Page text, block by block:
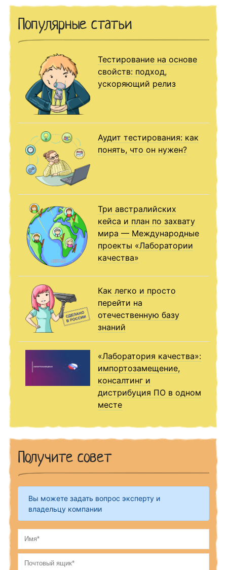
Популярные статьи
Тестирование на основе
свойств: подход,
ускоряющий релиз
Аудит тестирования: как
понять, что он нужен?
Три австралийских
кейса и план по захвату
мира — Международные
проекты «Лаборатории
качества»
Как легко и просто
перейти на
отечественную базу
знаний
«Лаборатория качества»:
импортозамещение,
консалтинг и
дистрибуция ПО в одном
месте
Получите совет
Вы можете задать вопрос эксперту и
владельцу компании